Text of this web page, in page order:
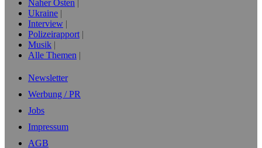
Naher Osten
Ukraine
Interview
Polizeirapport
Musik
Alle Themen
Newsletter
Werbung / PR
Jobs
Impressum
AGB